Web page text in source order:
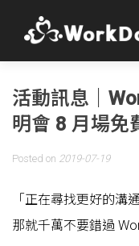
活動訊息｜
明會 8 月場免
Posted on 2019-07-19
「正在尋找更好的溝
那就千萬不要錯過